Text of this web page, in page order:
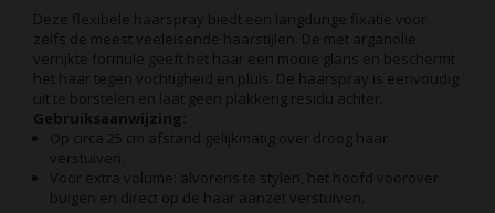
Deze flexibele haarspray biedt een langdurige fixatie voor
zelfs de meest veeleisende haarstijlen. De met arganolie
verrijkte formule geeft het haar een mooie glans en beschermt
het haar tegen vochtigheid en pluis. De haarspray is eenvoudig
uit te borstelen en laat geen plakkerig residu achter.
Gebruiksaanwijzing:
Op circa 25 cm afstand gelijkmatig over droog haar
verstuiven.
Voor extra volume: alvorens te stylen, het hoofd voorover
buigen en direct op de haar aanzet verstuiven.